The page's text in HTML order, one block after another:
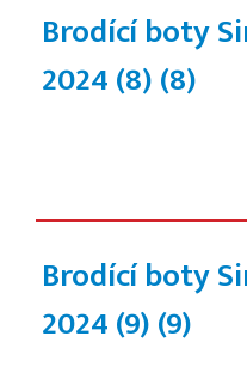
Brodící boty
2024 (8)(8)
Brodící boty
2024 (9)(9)